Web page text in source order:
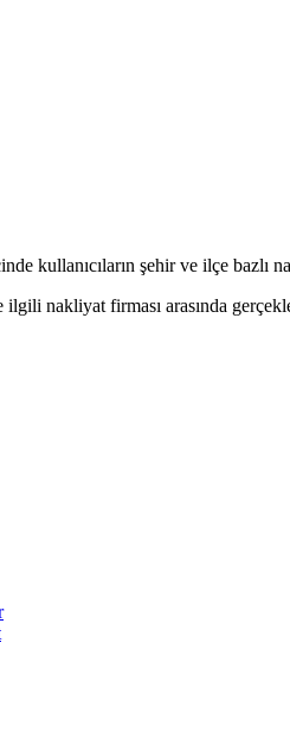
kullanıcıların şehir ve ilçe bazlı
ilgili nakliyat firması arasında